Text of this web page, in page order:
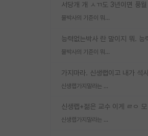
물박사의 기준이 뭐임?
물박사의 기준이 뭐임?
신생랩가지말라는 이유가 있었구나
신생랩가지말라는 이유가 있었구나